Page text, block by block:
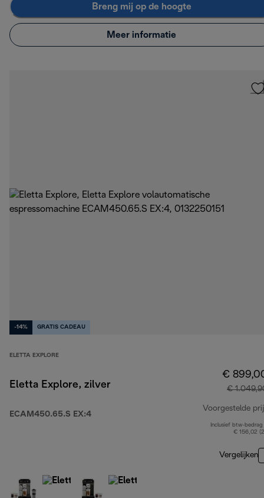
Breng mij op de hoogte
Meer informatie
-14% GRATIS CADEAU
ELETTA EXPLORE
Eletta Explore, zilver
ECAM450.65.S EX:4
€
€
Voorgestelde
Inclusief btw-bedrag
€ 156,02
Vergelijken